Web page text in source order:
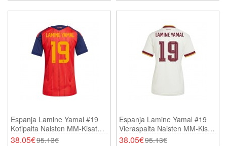
Espanja Lamine Yamal #19
Kotipaita Naisten MM-Kisat
2026 Lyhythihainen
38.05€95.13€
Espanja Lamine Yamal #19
Vieraspaita Naisten MM-Kisat
2026 Lyhythihainen
38.05€95.13€